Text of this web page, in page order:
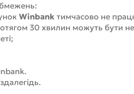
Winbank тимчасово не
30 хвилин можуть бути